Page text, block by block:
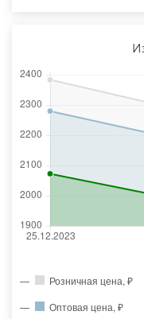
Розничная цена, ₽
Оптовая цена, ₽